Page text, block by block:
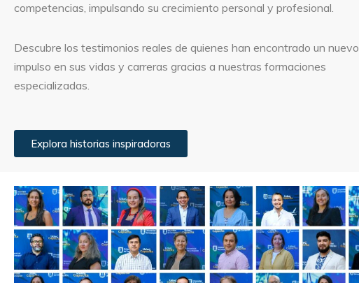
competencias, impulsando su crecimiento personal y profesional.
Descubre los testimonios reales de quienes han encontrado un nuevo
impulso en sus vidas y carreras gracias a nuestras formaciones
especializadas.
Explora historias inspiradoras